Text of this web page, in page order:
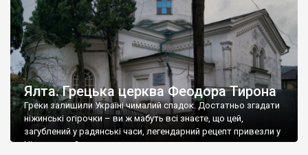
Ялта. Грецька церква Феодора Тирона
Греки залишили Україні чималий спадок. Достатньо згадати
ніжинські огірочки – ви ж мабуть всі знаєте, що цей,
загублений у радянські часи, легендарний рецепт привезли у
Ніжин греки?